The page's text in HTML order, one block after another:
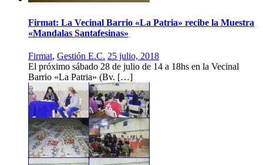
Firmat: La Vecinal Barrio «La Patria» recibe la Muestra
«Mandalas Santafesinas»
Firmat, Gestión E.C. 25 julio, 2018
El próximo sábado 28 de julio de 14 a 18hs en la Vecinal
Barrio «La Patria» (Bv. […]